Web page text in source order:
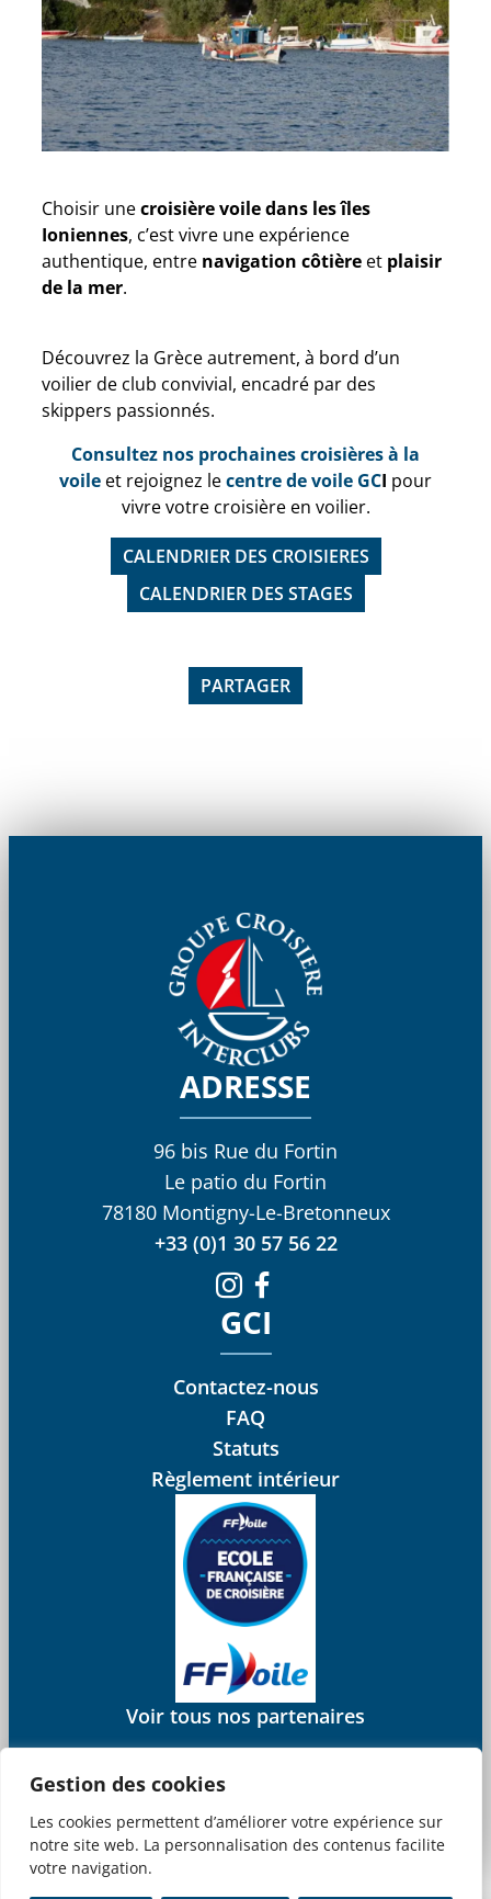
Gestion des cookies
Les cookies permettent d’améliorer votre expérience sur
notre site web. La personnalisation des contenus facilite
votre navigation.
Choisir unecroisière voile dans les îles
Ioniennes, c’est vivre une expérience
authentique, entre navigation côtière et plaisir
de la mer.
Découvrez la Grèce autrement, à bord d’un
voilier de club convivial, encadré par des
skippers passionnés.
Consultez nos prochaines croisières à la
voile et rejoignez lecentre de voile GCI pour
vivre votre croisière en voilier.
CALENDRIER DES CROISIERES
CALENDRIER DES STAGES
PARTAGER
ADRESSE
96 bis Rue du Fortin
Le patio du Fortin
78180 Montigny-Le-Bretonneux
+33 (0)1 30 57 56 22
GCI
Contactez-nous
FAQ
Statuts
Règlement intérieur
Voir tous nos partenaires
Mentions légalesCGV
© 2025 Juliana Web créateur